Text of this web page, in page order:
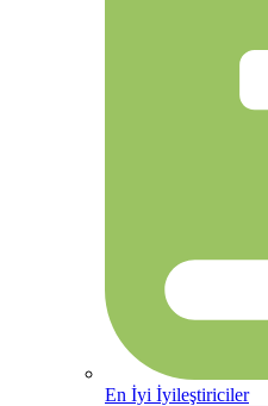
En İyi İyileştiriciler